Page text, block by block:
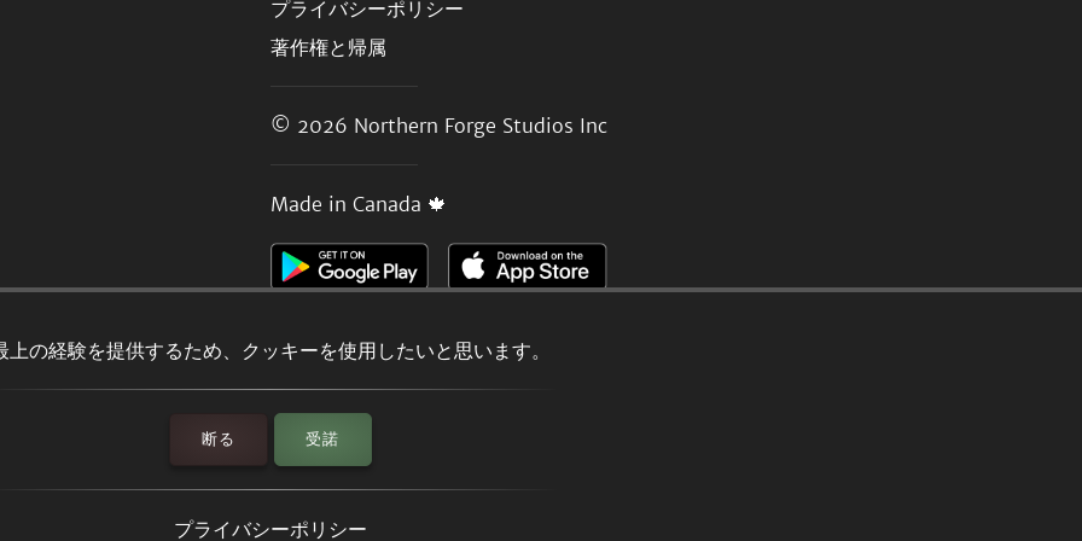
上の経験を提供するため、クッキーを使用したいと思います。
断る 受諾
プライバシーポリシー
プライバシーポリシー
著作権と帰属
© 2026 Northern Forge Studios Inc
Made in Canada 🍁